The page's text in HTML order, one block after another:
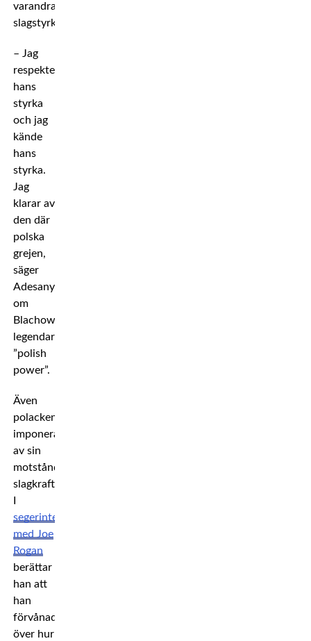
varandras
slagstyrka.
– Jag
respekterade
hans
styrka
och jag
kände
hans
styrka.
Jag
klarar av
den där
polska
grejen,
säger
Adesanya
om
Blachowiczs
legendariska
”polish
power”.
Även
polacken
imponerades
av sin
motståndares
slagkraft.
segerintervjun
med Joe
Rogan
berättar
han att
han
förvånades
över hur